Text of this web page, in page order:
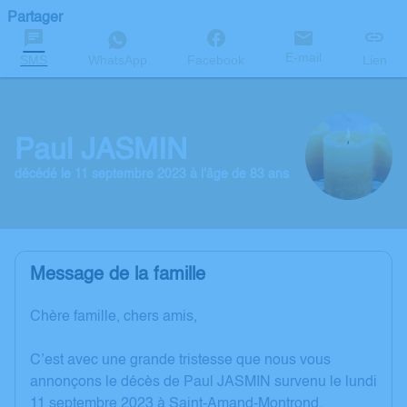
Partager
SMS WhatsApp Facebook E-mail Lien
Paul JASMIN
décédé le 11 septembre 2023 à l'âge de 83 ans
Message de la famille
Chère famille, chers amis,
C’est avec une grande tristesse que nous vous
annonçons le décès de Paul JASMIN survenu le lundi